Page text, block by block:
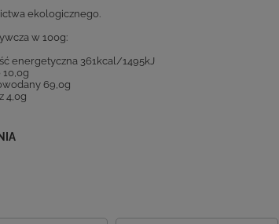
ekologicznego.
w 100g:
energetyczna 361kcal/1495kJ
10,0g
69,0g
4,0g